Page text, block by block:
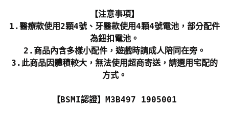
【注意事項】
1.醫療款使用2顆4號、牙醫款使用4顆4號電池，部分配件
為鈕扣電池。
2.商品內含多樣小配件，遊戲時請成人陪同在旁。
3.此商品因體積較大，無法使用超商寄送，請選用宅配的
方式。
【BSMI認證】M3B497 1905001